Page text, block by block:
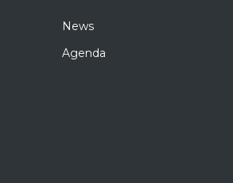
News
Agenda